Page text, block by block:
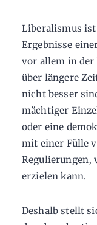
Liberalismus
Ergebnisse
vor allem in
über längere
nicht besser
mächtiger
oder eine
mit einer Fülle
Regulierungen,
erzielen kann.
Deshalb stellt